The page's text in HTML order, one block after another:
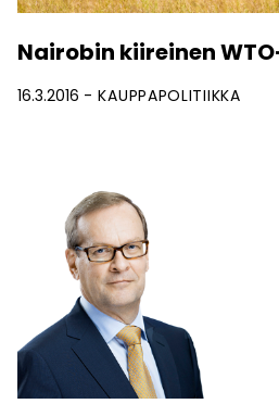
Nairobin kiireinen
16.3.2016 KAUPPAPOLITIIKKA